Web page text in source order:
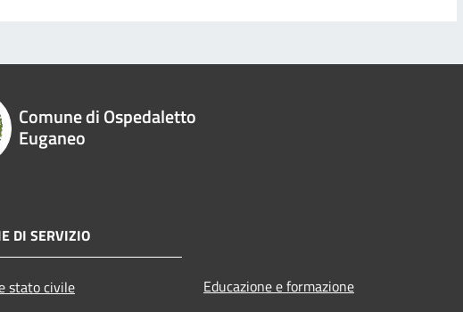
Comune di Ospedaletto
Euganeo
DI SERVIZIO
stato civile
Educazione e formazione